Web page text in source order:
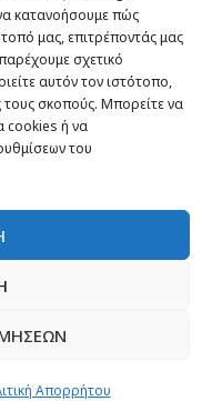
κατανοήσουμε πώς
μας, επιτρέποντάς μας
σχετικό
αυτόν τον ιστότοπο,
τους σκοπούς. Μπορείτε να
cookies ή να
του
Απορρήτου
δεν έχεις